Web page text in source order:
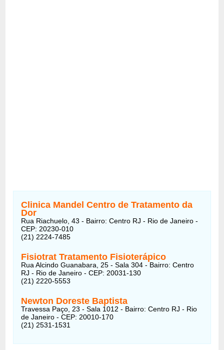
Clinica Mandel Centro de Tratamento da
Dor
Rua Riachuelo, 43 - Bairro: Centro RJ - Rio de Janeiro -
CEP: 20230-010
(21) 2224-7485
Fisiotrat Tratamento Fisioterápico
Rua Alcindo Guanabara, 25 - Sala 304 - Bairro: Centro
RJ - Rio de Janeiro - CEP: 20031-130
(21) 2220-5553
Newton Doreste Baptista
Travessa Paço, 23 - Sala 1012 - Bairro: Centro RJ - Rio
de Janeiro - CEP: 20010-170
(21) 2531-1531